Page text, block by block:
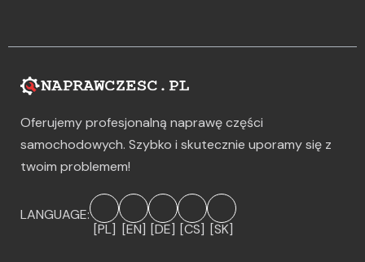
Oferujemy profesjonalną naprawę części
samochodowych. Szybko i skutecznie uporamy się z
twoim problemem!
LANGUAGE:
[PL] [EN] [DE] [CS] [SK]